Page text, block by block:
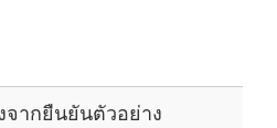
จากยืนยันตัวอย่าง